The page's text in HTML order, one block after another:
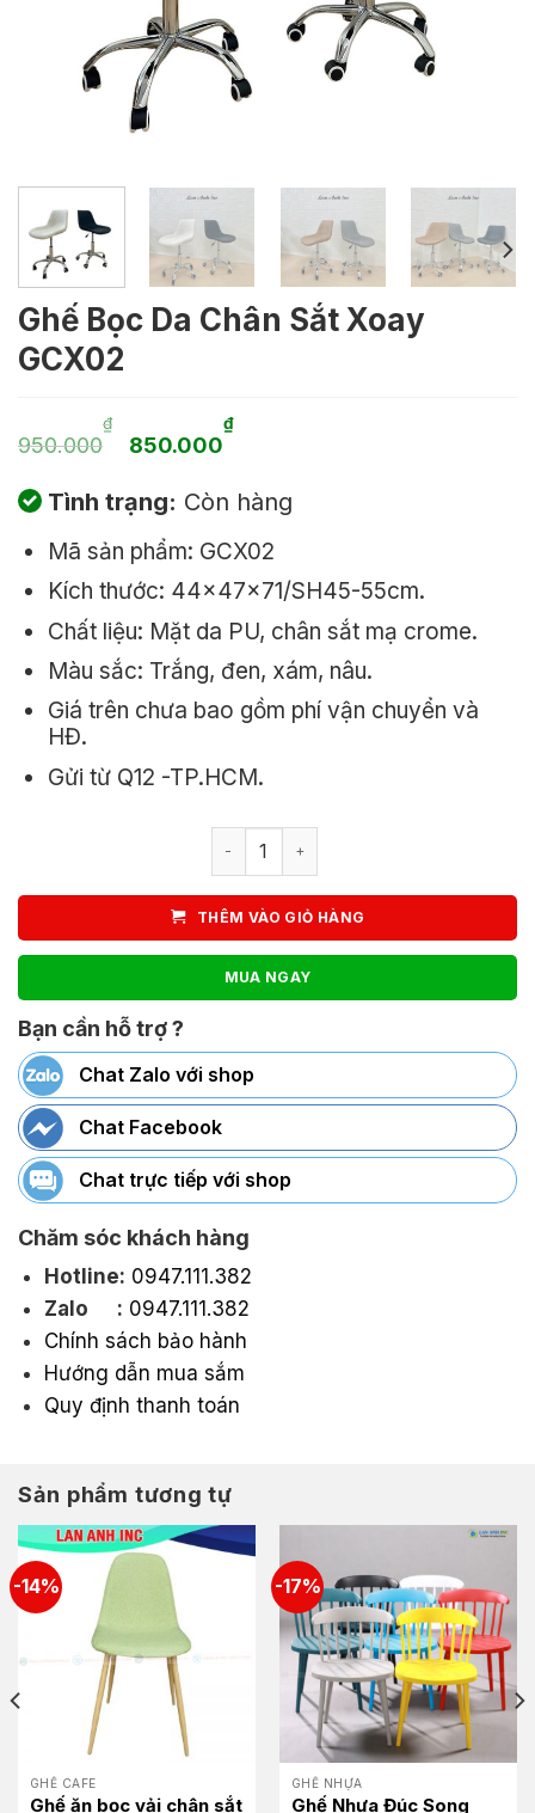
Ghế Bọc Da Chân Sắt Xoay
GCX02
950.000
₫
Giá
gốc
là:
950.000₫.
850.000
₫Giá
hiện
tại
là:
850.000₫.
Tình trạng: Còn hàng
Mã sản phẩm: GCX02
Kích thước: 44x47x71/SH45-55cm.
Chất liệu: Mặt da PU, chân sắt mạ crome.
Màu sắc: Trắng, đen, xám, nâu.
Giá trên chưa bao gồm phí vận chuyển và
HĐ.
Gửi từ Q12 -TP.HCM.
Ghế Bọc Da Chân Sắt Xoay GCX02
THÊM VÀO GIỎ HÀNG
MUA NGAY
Bạn cần hỗ trợ ?
Chat Zalo với shop
Chat Facebook
Chat trực tiếp với shop
Chăm sóc khách hàng
Hotline: 0947.111.382
Zalo : 0947.111.382
Chính sách bảo hành
Hướng dẫn mua sắm
Quy định thanh toán
Sản phẩm tương tự
-14%
GHẾ CAFE
Ghế ăn bọc vải chân sắt
-17%
GHẾ NHỰA
Ghế Nhựa Đúc Song